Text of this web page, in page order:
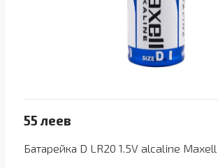
55 леев
Батарейка D LR20 1.5V alcaline Maxell